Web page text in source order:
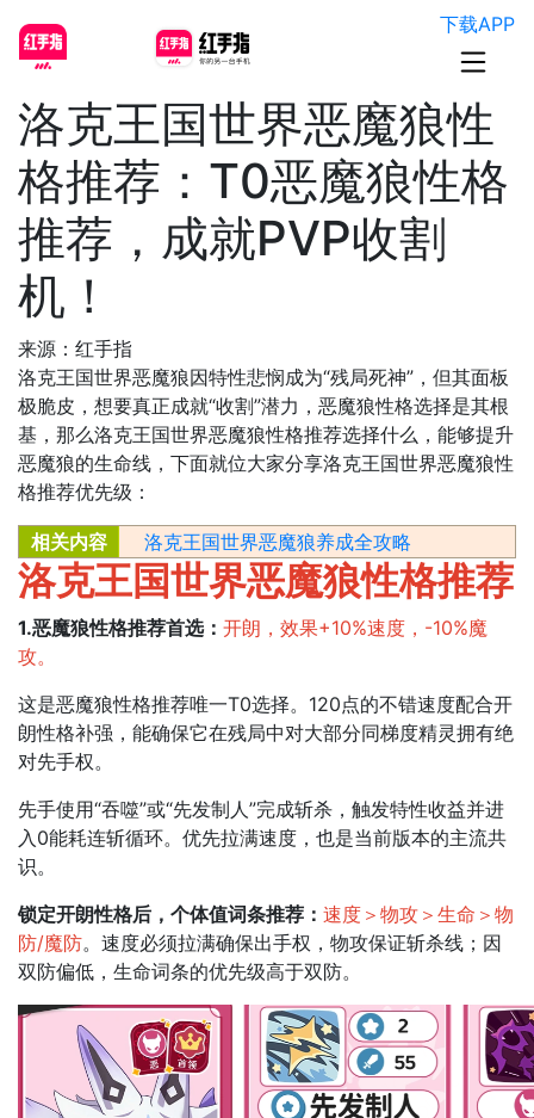
下载APP
洛克王国世界恶魔狼性
格推荐：T0恶魔狼性格
推荐，成就PVP收割
机！
来源：红手指
洛克王国世界恶魔狼因特性悲悯成为“残局死神”，但其面板
极脆皮，想要真正成就“收割”潜力，恶魔狼性格选择是其根
基，那么洛克王国世界恶魔狼性格推荐选择什么，能够提升
恶魔狼的生命线，下面就位大家分享洛克王国世界恶魔狼性
格推荐优先级：
相关内容 洛克王国世界恶魔狼养成全攻略
洛克王国世界恶魔狼性格推荐
1.恶魔狼性格推荐首选： 开朗，效果+10%速度，-10%魔
攻。
这是恶魔狼性格推荐唯一T0选择。120点的不错速度配合开
朗性格补强，能确保它在残局中对大部分同梯度精灵拥有绝
对先手权。
先手使用“吞噬”或“先发制人”完成斩杀，触发特性收益并进
入0能耗连斩循环。优先拉满速度，也是当前版本的主流共
识。
锁定开朗性格后，个体值词条推荐： 速度＞物攻＞生命＞物
防/魔防。速度必须拉满确保出手权，物攻保证斩杀线；因
双防偏低，生命词条的优先级高于双防。